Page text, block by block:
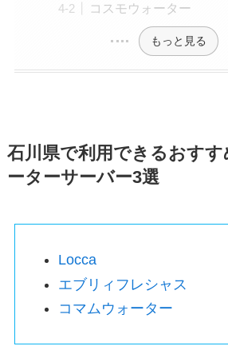
コスモウォーター
もっと見る
石川県で利用できるおすす
ーターサーバー3選
Locca
エブリィフレシャス
コマムウォーター